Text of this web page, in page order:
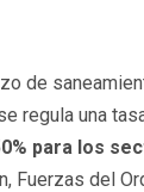
de
regula una
para los
Fuerzas del